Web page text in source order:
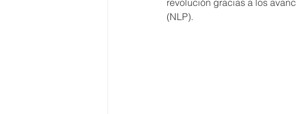
revolución gracias a los
(NLP).